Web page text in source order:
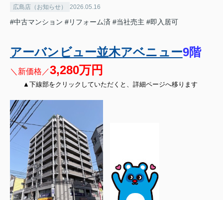
広島店（お知らせ） 2026.05.16
#中古マンション #リフォーム済 #当社売主 #即入居可
アーバンビュー並木アベニュー9階
＼新価格／3,280万円
▲下線部をクリックしていただくと、詳細ページへ移ります